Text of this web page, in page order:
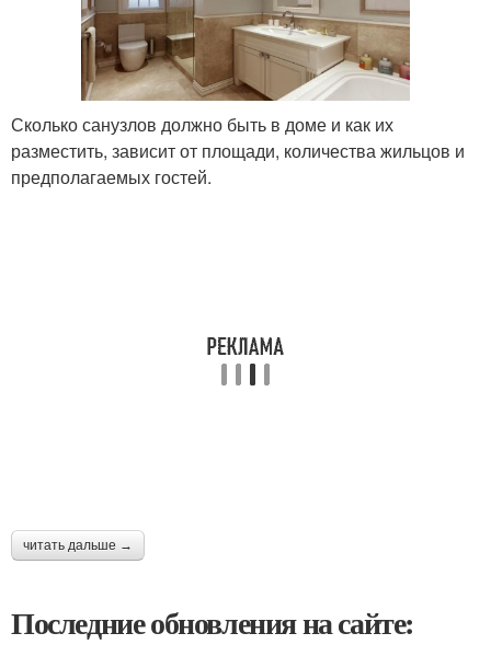
Сколько санузлов должно быть в доме и как их
разместить, зависит от площади, количества жильцов и
предполагаемых гостей.
читать дальше →
Последние обновления на сайте: